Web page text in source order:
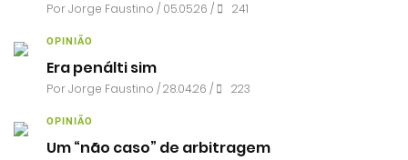
PorJorge Faustino / 05.05.26 / 241
OPINIÃO
Era penálti sim
PorJorge Faustino / 28.04.26 / 223
OPINIÃO
Um “não caso” de arbitragem